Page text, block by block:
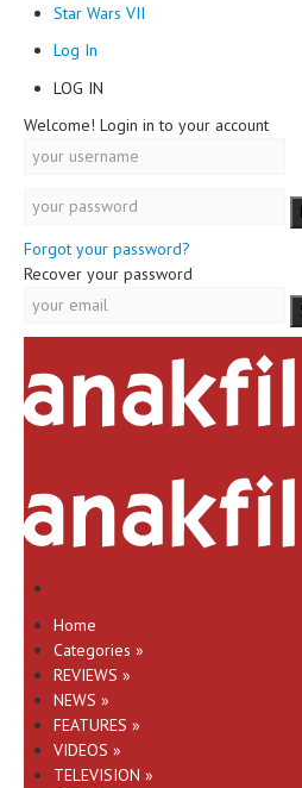
Star Wars VII
Log In
LOG IN
Welcome! Login in to your account
Forgot your password?
Recover your password
Home
Categories »
REVIEWS »
NEWS »
FEATURES »
VIDEOS »
TELEVISION »